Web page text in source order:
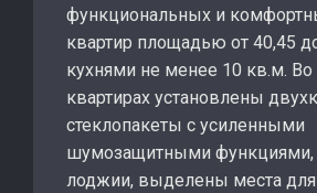
функциональных и
квартир площадью от 40,45
кухнями не менее 10 кв.м. Во
квартирах установлены
стеклопакеты с усиленными
шумозащитными функциями,
лоджии, выделены места для